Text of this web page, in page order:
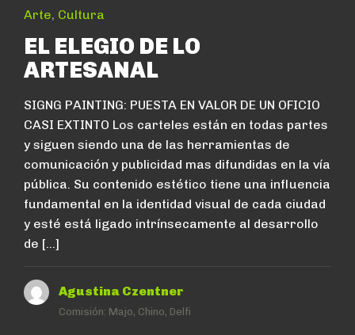
Arte, Cultura
EL ELEGIO DE LO
ARTESANAL
SIGNG PAINTING: PUESTA EN VALOR DE UN OFICIO
CASI EXTINTO Los carteles están en todas partes
y siguen siendo una de las herramientas de
comunicación y publicidad mas difundidas en la vía
pública. Su contenido estético tiene una influencia
fundamental en la identidad visual de cada ciudad
y esté está ligado intrínsecamente al desarrollo
de […]
Agustina Czentner
Comisión: Majo, Chino, Delfi